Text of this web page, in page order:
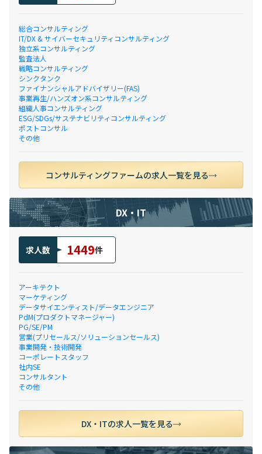
総合コンサルティング
IT/DX & サイバーセキュリティコンサルティング
独立系コンサルティング
監査法人
戦略コンサルティング
シンクタンク
ファイナンシャルアドバイザリー(FAS)
事業再生/ハンズオン系コンサルティング
組織人事コンサルティング
ESG/SDGs/サステナビリティコンサルティング
ポストコンサル
その他
コンサルティングファームの求人一覧を見る
DX・IT
求人数 1449件
アーキテクト
マーケティング
データサイエンティスト/データエンジニア
PdM(プロダクトマネージャー)
PG/SE/PM
営業(プリセールス/ソリューションセールス)
事業開発・技術開発
コーポレートスタッフ
社内SE
コンサルタント
その他
DX・ITの求人一覧を見る